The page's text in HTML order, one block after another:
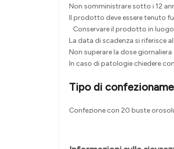
Non somministrare sotto i 12
Il prodotto deve essere tenuto
Conservare il prodotto in
La data di scadenza si riferisce
Non superare la dose
In caso di patologie chiedere
Tipo di
Confezione con 20 buste